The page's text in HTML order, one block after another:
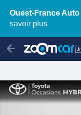
Ouest-France Auto
savoir plus